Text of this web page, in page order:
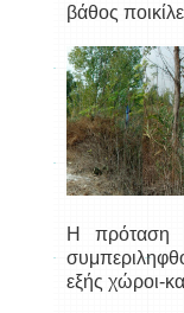
βάθος
Η πρόταση
εξής χώροι-